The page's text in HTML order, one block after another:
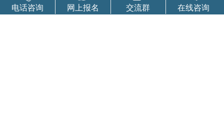
考前两周记得打印准考证，湖北各市都设有标准化考点。建议
电话咨询 网上报名 交流群 在线咨询